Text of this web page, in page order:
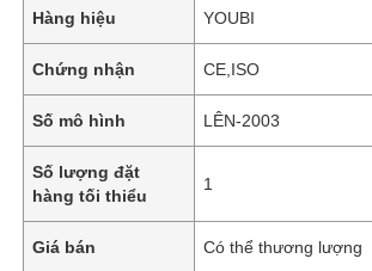
Hàng hiệu YOUBI
Chứng nhận CE,ISO
Số mô hình LÊN-2003
Số lượng đặt
hàng tối thiểu
1
Giá bán Có thể thương lượng